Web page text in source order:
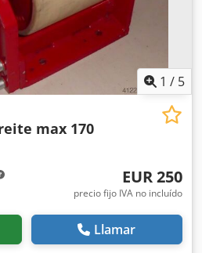
1 / 5
max 170
EUR 250
precio fijo IVA no incluído
Llamar